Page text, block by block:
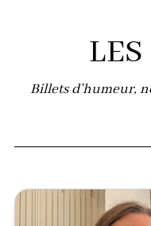
Billets d’humeur,